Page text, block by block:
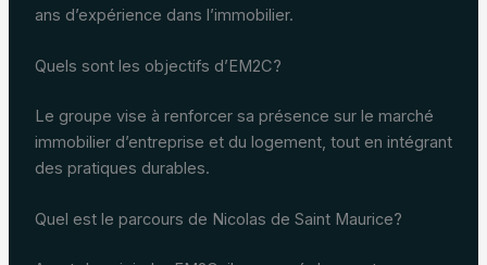
ans d’expérience dans l’immobilier.
Quels sont les objectifs d’EM2C?
Le groupe vise à renforcer sa présence sur le marché
immobilier d’entreprise et du logement, tout en intégrant
des pratiques durables.
Quel est le parcours de Nicolas de Saint Maurice?